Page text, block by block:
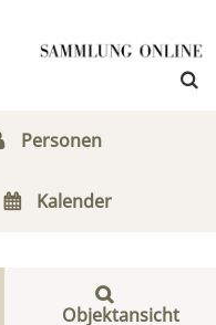
Personen
Kalender
Objektansicht